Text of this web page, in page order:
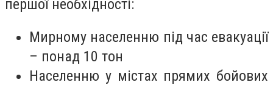
першої необхідності:
Мирному населенню під час евакуації
– понад 10 тон
Населенню у містах прямих бойових